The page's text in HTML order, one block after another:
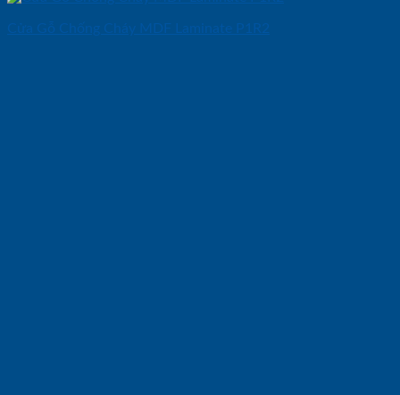
Cửa Gỗ Chống Cháy MDF Laminate P1R2